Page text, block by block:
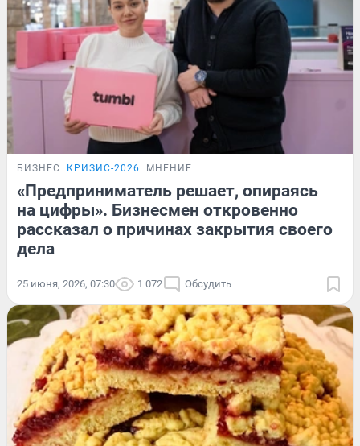
БИЗНЕС КРИЗИС-2026 МНЕНИЕ
«Предприниматель решает, опираясь
на цифры». Бизнесмен откровенно
рассказал о причинах закрытия своего
дела
25 июня, 2026, 07:30 1 072 Обсудить